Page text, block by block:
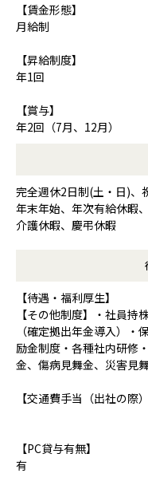
【賃金形態】
月給制
【昇給制度】
年1回
【賞与】
年2回（7月、12月）
完全週休2日制(土・日)、
年末年始、年次有給休暇
介護休暇、慶弔休暇
【待遇・福利厚生】
【その他制度】・社員
（確定拠出年金導入）
励金制度・各種社内研修
金、傷病見舞金、災害見舞
【交通費手当（出社の際）
【PC貸与有無】
有